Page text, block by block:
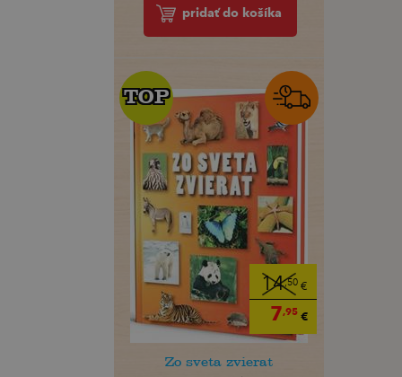
pridať do košíka
14,50€
7,95€
TOP
TOP
Zo sveta zvierat